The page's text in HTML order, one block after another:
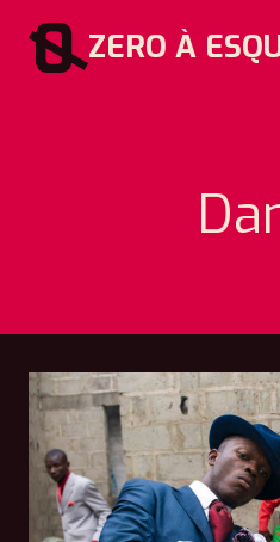
para
ZERO À